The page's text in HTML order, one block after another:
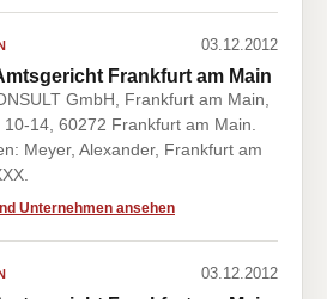
03.12.2012
Frankfurt am Main
GmbH, Frankfurt am Main,
14, 60272 Frankfurt am Main.
Meyer, Alexander, Frankfurt am
Unternehmen ansehen
03.12.2012